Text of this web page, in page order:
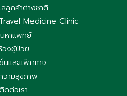
ลูกค้าต่างชาติ
Medicine Clinic
หาแพทย์
องผู้ป่วย
นและแพ็กเกจ
วามสุขภาพ
ดต่อเรา